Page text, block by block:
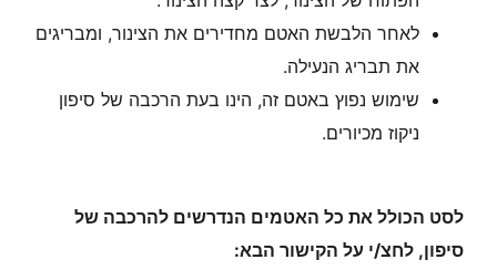
לאחר הלבשת האטם מחדירים את הצינור, ומבריגים
את תבריג הנעילה.
שימוש נפוץ באטם זה, הינו בעת הרכבה של סיפון
ניקוז מכיורים.
לסט הכולל את כל האטמים הנדרשים להרכבה של
סיפון, לחצ/י על הקישור הבא: